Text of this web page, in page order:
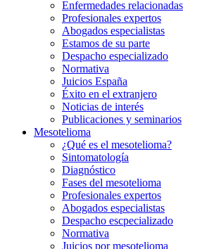
Enfermedades relacionadas
Profesionales expertos
Abogados especialistas
Estamos de su parte
Despacho especializado
Normativa
Juicios España
Éxito en el extranjero
Noticias de interés
Publicaciones y seminarios
Mesotelioma
¿Qué es el mesotelioma?
Sintomatología
Diagnóstico
Fases del mesotelioma
Profesionales expertos
Abogados especialistas
Despacho escpecializado
Normativa
Juicios por mesotelioma